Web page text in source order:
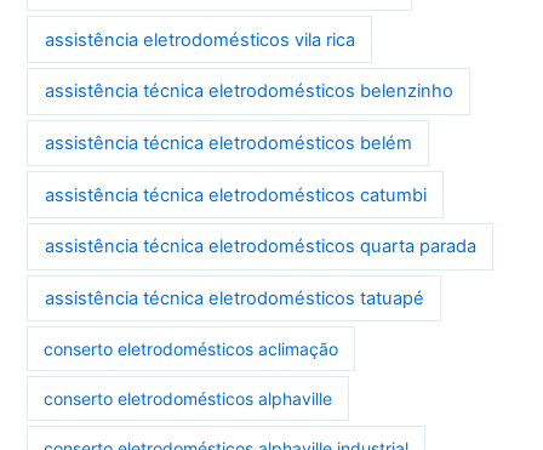
assistência eletrodomésticos vila rica
assistência técnica eletrodomésticos belenzinho
assistência técnica eletrodomésticos belém
assistência técnica eletrodomésticos catumbi
assistência técnica eletrodomésticos quarta parada
assistência técnica eletrodomésticos tatuapé
conserto eletrodomésticos aclimação
conserto eletrodomésticos alphaville